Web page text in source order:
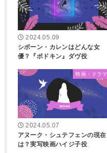
2024.05.09
シボーン・カレンはどんな女
優？『ボドキン』ダヴ役
映画・ドラマ
2024.05.07
アヌーク・シュテフェンの現在
は？実写映画ハイジ子役